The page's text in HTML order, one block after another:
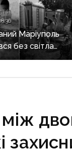
Маріуполь
без світла
нічних